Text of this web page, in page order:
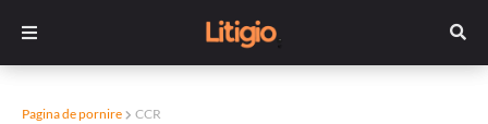
Pagina de pornire CCR